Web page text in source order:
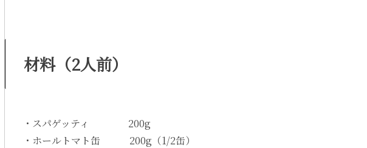
材料（2人前）
・スパゲッティ 200g
・ホールトマト缶 200g（1/2缶）